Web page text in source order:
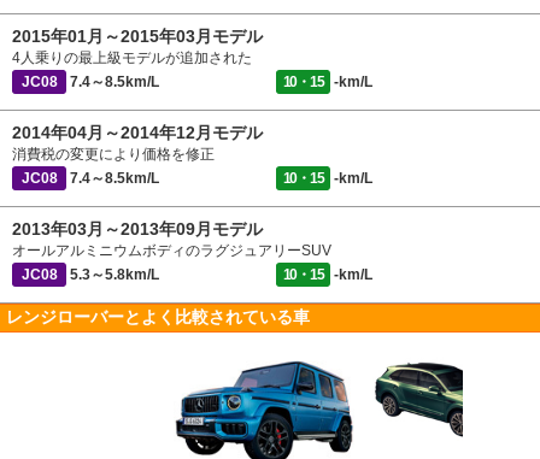
2015年01月～2015年03月モデル
4人乗りの最上級モデルが追加された
JC08
7.4～8.5km/L 10・15 -km/L
2014年04月～2014年12月モデル
消費税の変更により価格を修正
JC08
7.4～8.5km/L 10・15 -km/L
2013年03月～2013年09月モデル
オールアルミニウムボディのラグジュアリーSUV
JC08
5.3～5.8km/L 10・15 -km/L
レンジローバーとよく比較されている車